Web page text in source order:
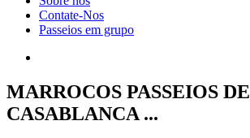
Contate-Nos
Passeios em grupo
MARROCOS PASSEIOS DE
CASABLANCA ...